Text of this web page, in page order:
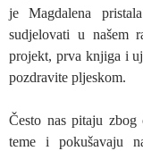
je Magdalena
sudjelovati u našem
projekt, prva knjiga i
pozdravite pljeskom.
Često nas pitaju
teme i pokušavaju